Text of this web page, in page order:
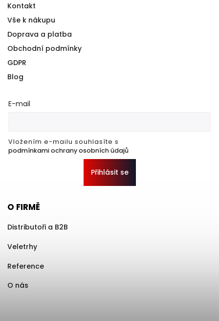
Kontakt
Vše k nákupu
Doprava a platba
Obchodní podmínky
GDPR
Blog
E-mail
Vložením e-mailu souhlasíte s
podmínkami ochrany osobních údajů
Přihlásit se
O FIRMĚ
Distributoři a B2B
Veletrhy
Reference
O nás